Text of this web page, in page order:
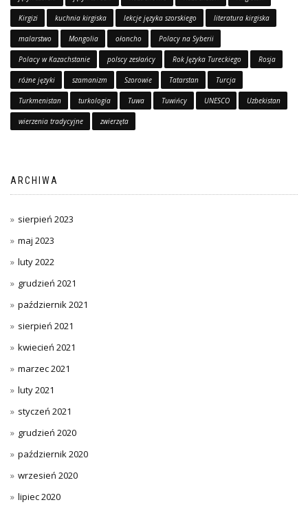
Kirgizi kuchnia kirgiska lekcje języka szorskiego literatura kirgiska
malarstwo Mongolia ołoncho Polacy na Syberii
Polacy w Kazachstanie polscy zesłańcy Rok Języka Tureckiego Rosja
różne języki szamanizm Szorowie Tatarstan Turcja
Turkmenistan turkologia Tuwa Tuwińcy UNESCO Uzbekistan
wierzenia tradycyjne zwierzęta
ARCHIWA
sierpień 2023
maj 2023
luty 2022
grudzień 2021
październik 2021
sierpień 2021
kwiecień 2021
marzec 2021
luty 2021
styczeń 2021
grudzień 2020
październik 2020
wrzesień 2020
lipiec 2020